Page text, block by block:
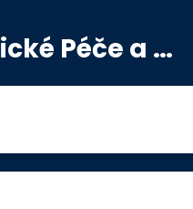
Kosmetické Péče a Výživové Doplňky